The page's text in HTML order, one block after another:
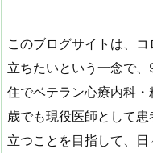
このブログサイトは、
立ちたいという一念で
住でベテラン心療内科
歳でも現役医師として
立つことを目指して、